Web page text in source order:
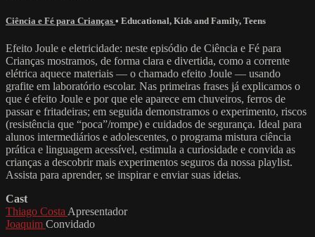
Ciência e Fé para Crianças • Educational, Kids and Family, Teens
Efeito Joule e eletricidade: neste episódio de Ciência e Fé para
Crianças mostramos, de forma clara e divertida, como a corrente
elétrica aquece materiais — o chamado efeito Joule — usando
grafite em laboratório escolar. Nas primeiras frases já explicamos o
que é efeito Joule e por que ele aparece em chuveiros, ferros de
passar e fritadeiras; em seguida demonstramos o experimento, riscos
(resistência que “poca”/rompe) e cuidados de segurança. Ideal para
alunos intermediários e adolescentes, o programa mistura ciência
prática e linguagem acessível, estimula a curiosidade e convida as
crianças a descobrir mais experimentos seguros da nossa playlist.
Assista para aprender, se inspirar e enviar suas ideias.
Cast
Thiago Costa Apresentador
Joaquim Convidado